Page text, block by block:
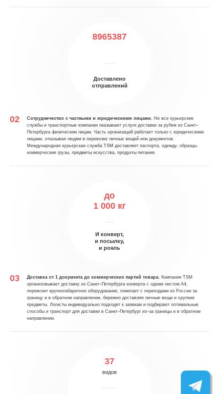
8965387
Доставлено
отправлений
Сотрудничество с частными и юридическими лицами. Не все курьерские
службы и транспортные компании оказывают услуги доставки за рубеж из Санкт–
Петербурга физическим лицам. Часть организаций работает только с юридическими
лицами, отказывая людям в перевозке личных вещей или документов.
Международная курьерская служба TSM доставляет паспорта, одежду, образцы,
коммерческие грузы, предметы искусства, продукты питания.
до
1 000 кг
И конверт,
и посылку,
и рояль
Доставка от 1 документа до коммерческих партий товара. Компания TSM
организовывает доставку из Санкт–Петербурга конверта с одним листом А4,
перевозит крупногабаритное оборудование, помогает с переездами из России за
границу и в обратном направлении, бережно доставляя личные вещи и хрупкие
предметы. Логисты индивидуально подходят к заявкам и подбирают оптимальные
способы и транспорт для доставки в Санкт–Петербург из–за границы и в обратном
направлении.
37
видов